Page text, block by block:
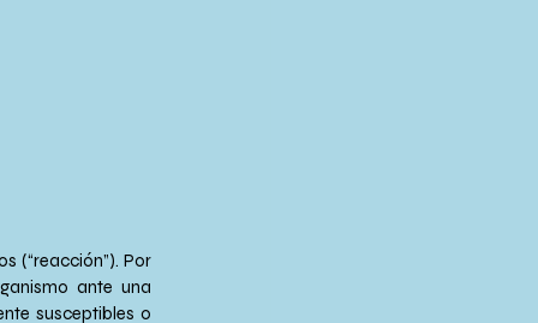
(“reacción”). Por
ante una
susceptibles o